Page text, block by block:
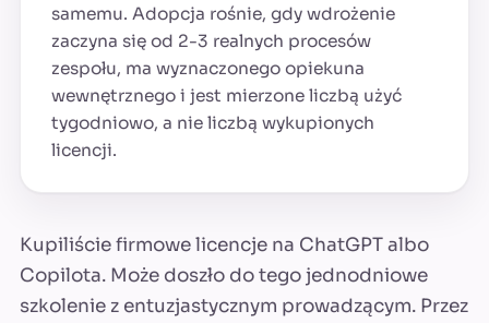
samemu. Adopcja rośnie, gdy wdrożenie
zaczyna się od 2-3 realnych procesów
zespołu, ma wyznaczonego opiekuna
wewnętrznego i jest mierzone liczbą użyć
tygodniowo, a nie liczbą wykupionych
licencji.
Kupiliście firmowe licencje na ChatGPT albo
Copilota. Może doszło do tego jednodniowe
szkolenie z entuzjastycznym prowadzącym. Przez